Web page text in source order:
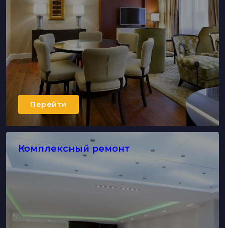
Перейти
Комплексный ремонт